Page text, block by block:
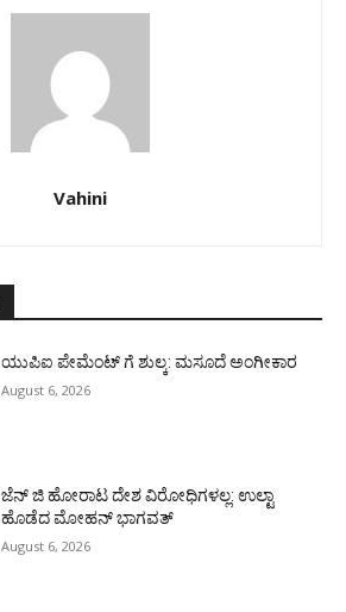
Vahini
ಯುಪಿಐ ಪೇಮೆಂಟ್ ಗೆ ಶುಲ್ಕ: ಮಸೂದೆ ಅಂಗೀಕಾರ
August 6, 2026
ಜೆನ್ ಜಿ ಹೋರಾಟ ದೇಶ ವಿರೋಧಿಗಳಲ್ಲ: ಉಲ್ಟಾ
ಹೊಡೆದ ಮೋಹನ್ ಭಾಗವತ್
August 6, 2026